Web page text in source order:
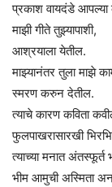
प्रकाश वायदंडे आपल्या
माझी गीते तुझ्यापाशी,
आश्रयाला येतील.
माझ्यानंतर तुला माझे
स्मरण करुन देतील.
त्याचे कारण कविता
फुलपाखरासारखी
त्याच्या मनात
भीम आमुची अस्मिता